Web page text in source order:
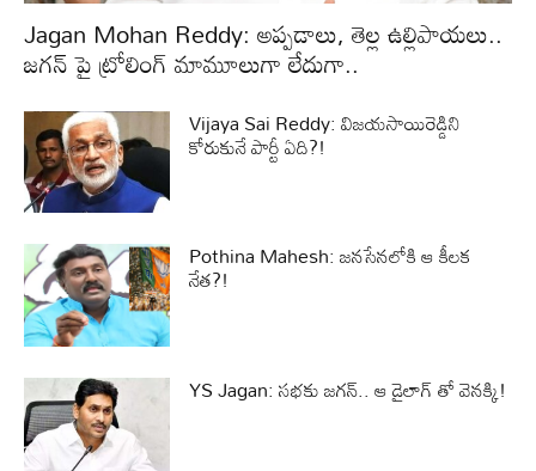
Jagan Mohan Reddy: అప్పడాలు, తెల్ల ఉల్లిపాయలు..
జగన్ పై ట్రోలింగ్ మామూలుగా లేదుగా..
Vijaya Sai Reddy: విజయసాయిరెడ్డిని
కోరుకునే పార్టీ ఏది?!
Pothina Mahesh: జనసేనలోకి ఆ కీలక
నేత?!
YS Jagan: సభకు జగన్.. ఆ డైలాగ్ తో వెనక్కి!